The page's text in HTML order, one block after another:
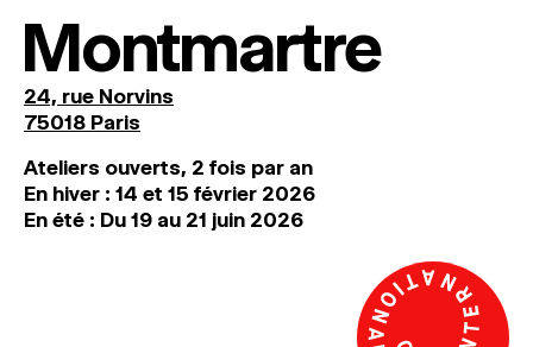
Montmartre
24, rue Norvins
75018 Paris
Ateliers ouverts, 2 fois par an
En hiver : 14 et 15 février 2026
En été : Du 19 au 21 juin 2026